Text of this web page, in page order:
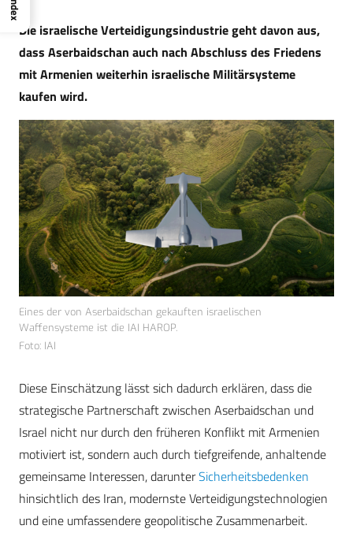
Die israelische Verteidigungsindustrie geht davon aus,
dass Aserbaidschan auch nach Abschluss des Friedens
mit Armenien weiterhin israelische Militärsysteme
kaufen wird.
Eines der von Aserbaidschan gekauften israelischen
Waffensysteme ist die IAI HAROP.
Foto: IAI
Diese Einschätzung lässt sich dadurch erklären, dass die
strategische Partnerschaft zwischen Aserbaidschan und
Israel nicht nur durch den früheren Konflikt mit Armenien
motiviert ist, sondern auch durch tiefgreifende, anhaltende
gemeinsame Interessen, darunterSicherheitsbedenken
hinsichtlich des Iran, modernste Verteidigungstechnologien
und eine umfassendere geopolitische Zusammenarbeit.
Index